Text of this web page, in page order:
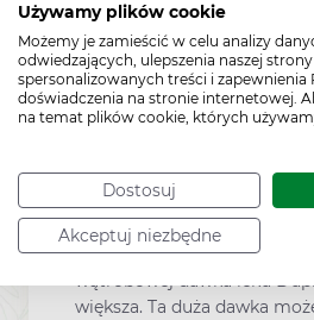
Używamy plików cookie
Możemy je zamieścić w celu analizy
odwiedzających, ulepszenia naszej
spersonalizowanych treści i zapewnienia
doświadczenia na stronie internetowej.
na temat plików cookie, których
Dostosuj
Akceptuj niezbędne
Nie należy przyjmować leku
występuje:
nietolerancja galaktozy
złe wchłanianie
U pacjentów z cukrzycą i
leczonych z powodu
wątrobowej dawka leku
większa. Ta duża dawka